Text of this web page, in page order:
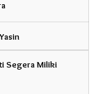
Segera Miliki